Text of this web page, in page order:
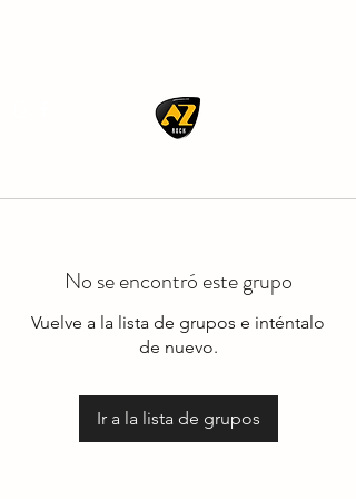
No se encontró este grupo
Vuelve a la lista de grupos e inténtalo
de nuevo.
Ir a la lista de grupos